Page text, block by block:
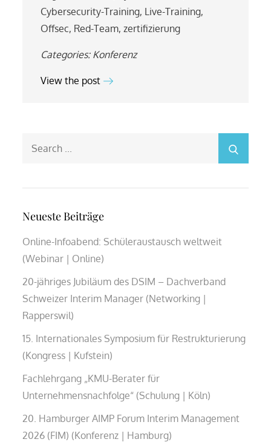
Cybersecurity-Training, Live-Training,
Offsec, Red-Team,zertifizierung
Categories: Konferenz
View the post
Neueste Beiträge
Online-Infoabend: Schüleraustausch weltweit
(Webinar | Online)
20-jähriges Jubiläum des DSIM – Dachverband
Schweizer Interim Manager (Networking |
Rapperswil)
15. Internationales Symposium für Restrukturierung
(Kongress | Kufstein)
Fachlehrgang „KMU-Berater für
Unternehmensnachfolge“ (Schulung | Köln)
20. Hamburger AIMP Forum Interim Management
2026 (FIM) (Konferenz | Hamburg)